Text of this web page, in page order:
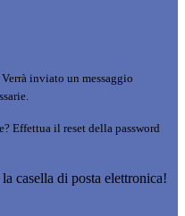
Verrà inviato un messaggio
Effettua il reset della password
casella di posta elettronica!